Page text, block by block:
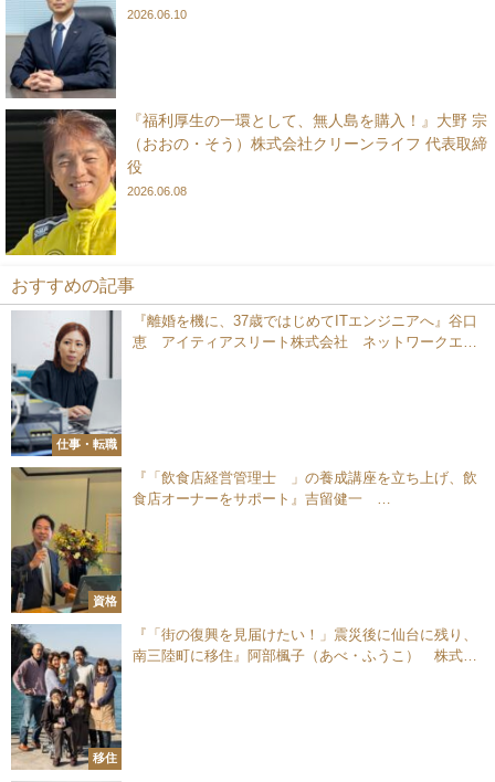
2026.06.10
『福利厚生の一環として、無人島を購入！』大野 宗
（おおの・そう）株式会社クリーンライフ 代表取締
役
2026.06.08
おすすめの記事
仕事・転職
『離婚を機に、37歳ではじめてITエンジニアへ』谷口
恵 アイティアスリート株式会社 ネットワークエン
資格
『「飲食店経営管理士®」の養成講座を立ち上げ、飲
食店オーナーをサポート』吉留健一
移住
『「街の復興を見届けたい！」震災後に仙台に残り、
南三陸町に移住』阿部楓子（あべ・ふうこ） 株式会